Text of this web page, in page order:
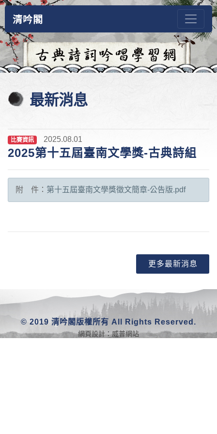
清吟閣
最新消息
比賽資訊 2025.08.01
2025第十五屆臺南文學獎-古典詩組
附 件： 第十五屆臺南文學獎徵文簡章-公告版.pdf
更多最新消息
© 2019 清吟閣版權所有 All Rights Reserved.
網頁設計：威普網站